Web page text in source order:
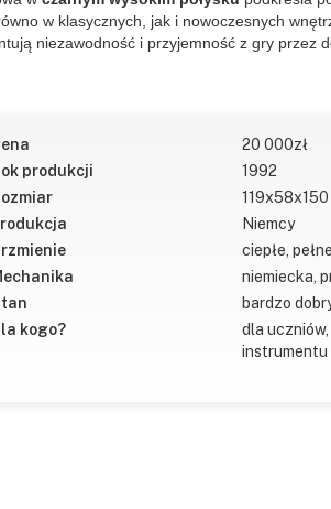
w klasycznych, jak i nowoczesnych
niezawodność i przyjemność z gry przez
20 000zł
produkcji
1992
119x58x150
Niemcy
ciepłe,
niemiecka,
bardzo
kogo?
dla
instrumentu